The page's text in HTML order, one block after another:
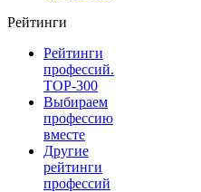
Рейтинги
Рейтинги
профессий.
TOP-300
Выбираем
профессию
вместе
Другие
рейтинги
профессий